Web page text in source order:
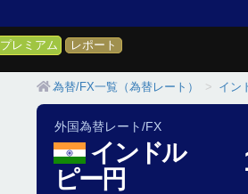
プレミアム レポート
為替/FX一覧（為替レート） イン
外国為替レート/FX
インドル
ピー円